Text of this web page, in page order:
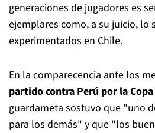
generaciones de jugadores es
ejemplares como, a su juicio, lo
experimentados en Chile.
En la comparecencia ante los
partido contra Perú por la
guardameta sostuvo que "uno
para los demás" y que "los